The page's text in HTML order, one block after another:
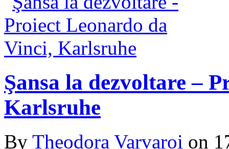
Şansa la dezvoltare –
Karlsruhe
By Theodora Varvaroi on